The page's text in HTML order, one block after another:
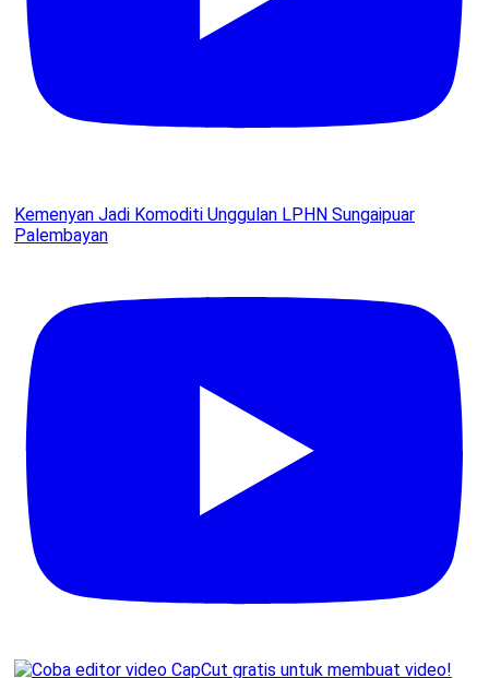
Kemenyan Jadi Komoditi Unggulan LPHN Sungaipuar
Palembayan